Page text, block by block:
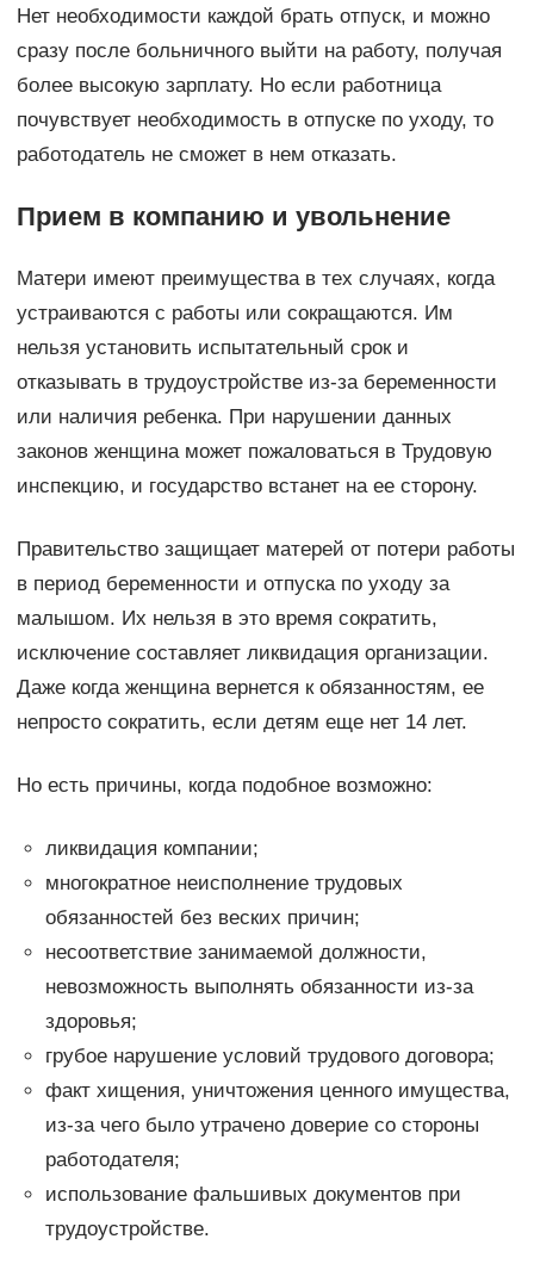
Нет необходимости каждой брать отпуск, и можно
сразу после больничного выйти на работу, получая
более высокую зарплату. Но если работница
почувствует необходимость в отпуске по уходу, то
работодатель не сможет в нем отказать.
Прием в компанию и увольнение
Матери имеют преимущества в тех случаях, когда
устраиваются с работы или сокращаются. Им
нельзя установить испытательный срок и
отказывать в трудоустройстве из-за беременности
или наличия ребенка. При нарушении данных
законов женщина может пожаловаться в Трудовую
инспекцию, и государство встанет на ее сторону.
Правительство защищает матерей от потери работы
в период беременности и отпуска по уходу за
малышом. Их нельзя в это время сократить,
исключение составляет ликвидация организации.
Даже когда женщина вернется к обязанностям, ее
непросто сократить, если детям еще нет 14 лет.
Но есть причины, когда подобное возможно:
ликвидация компании;
многократное неисполнение трудовых
обязанностей без веских причин;
несоответствие занимаемой должности,
невозможность выполнять обязанности из-за
здоровья;
грубое нарушение условий трудового договора;
факт хищения, уничтожения ценного имущества,
из-за чего было утрачено доверие со стороны
работодателя;
использование фальшивых документов при
трудоустройстве.